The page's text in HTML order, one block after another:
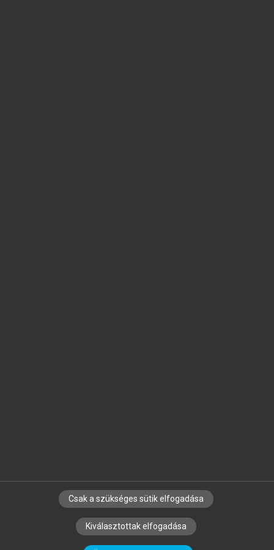
SZERZŐKNEK CÉGEKNEK KÖNYVTÁROSOKNAK
SZERKESZTÉSI ÉS LEKTORÁLÁSI ALAPELVEK
Csak a szükséges sütik elfogadása
Kiválasztottak elfogadása